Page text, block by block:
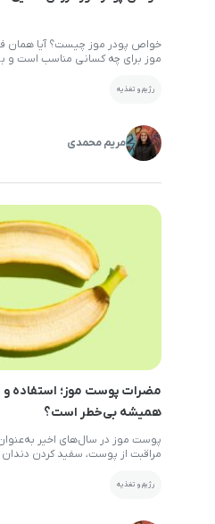
خواص پودر موز چیست؟ آیا همان
موز برای چه کسانی مناسب است
محبوب‌ترین میوه‌های جهان است،
رژیم و تغذیه
مریم محمدی
مضرات پوست موز؛ استفاده
همیشه بی‌خطر است؟
پوست موز در سال‌های اخیر
مراقبت از پوست، سفید کردن
که پوست موز کاملاً بی‌خطر است. در
رژیم و تغذیه